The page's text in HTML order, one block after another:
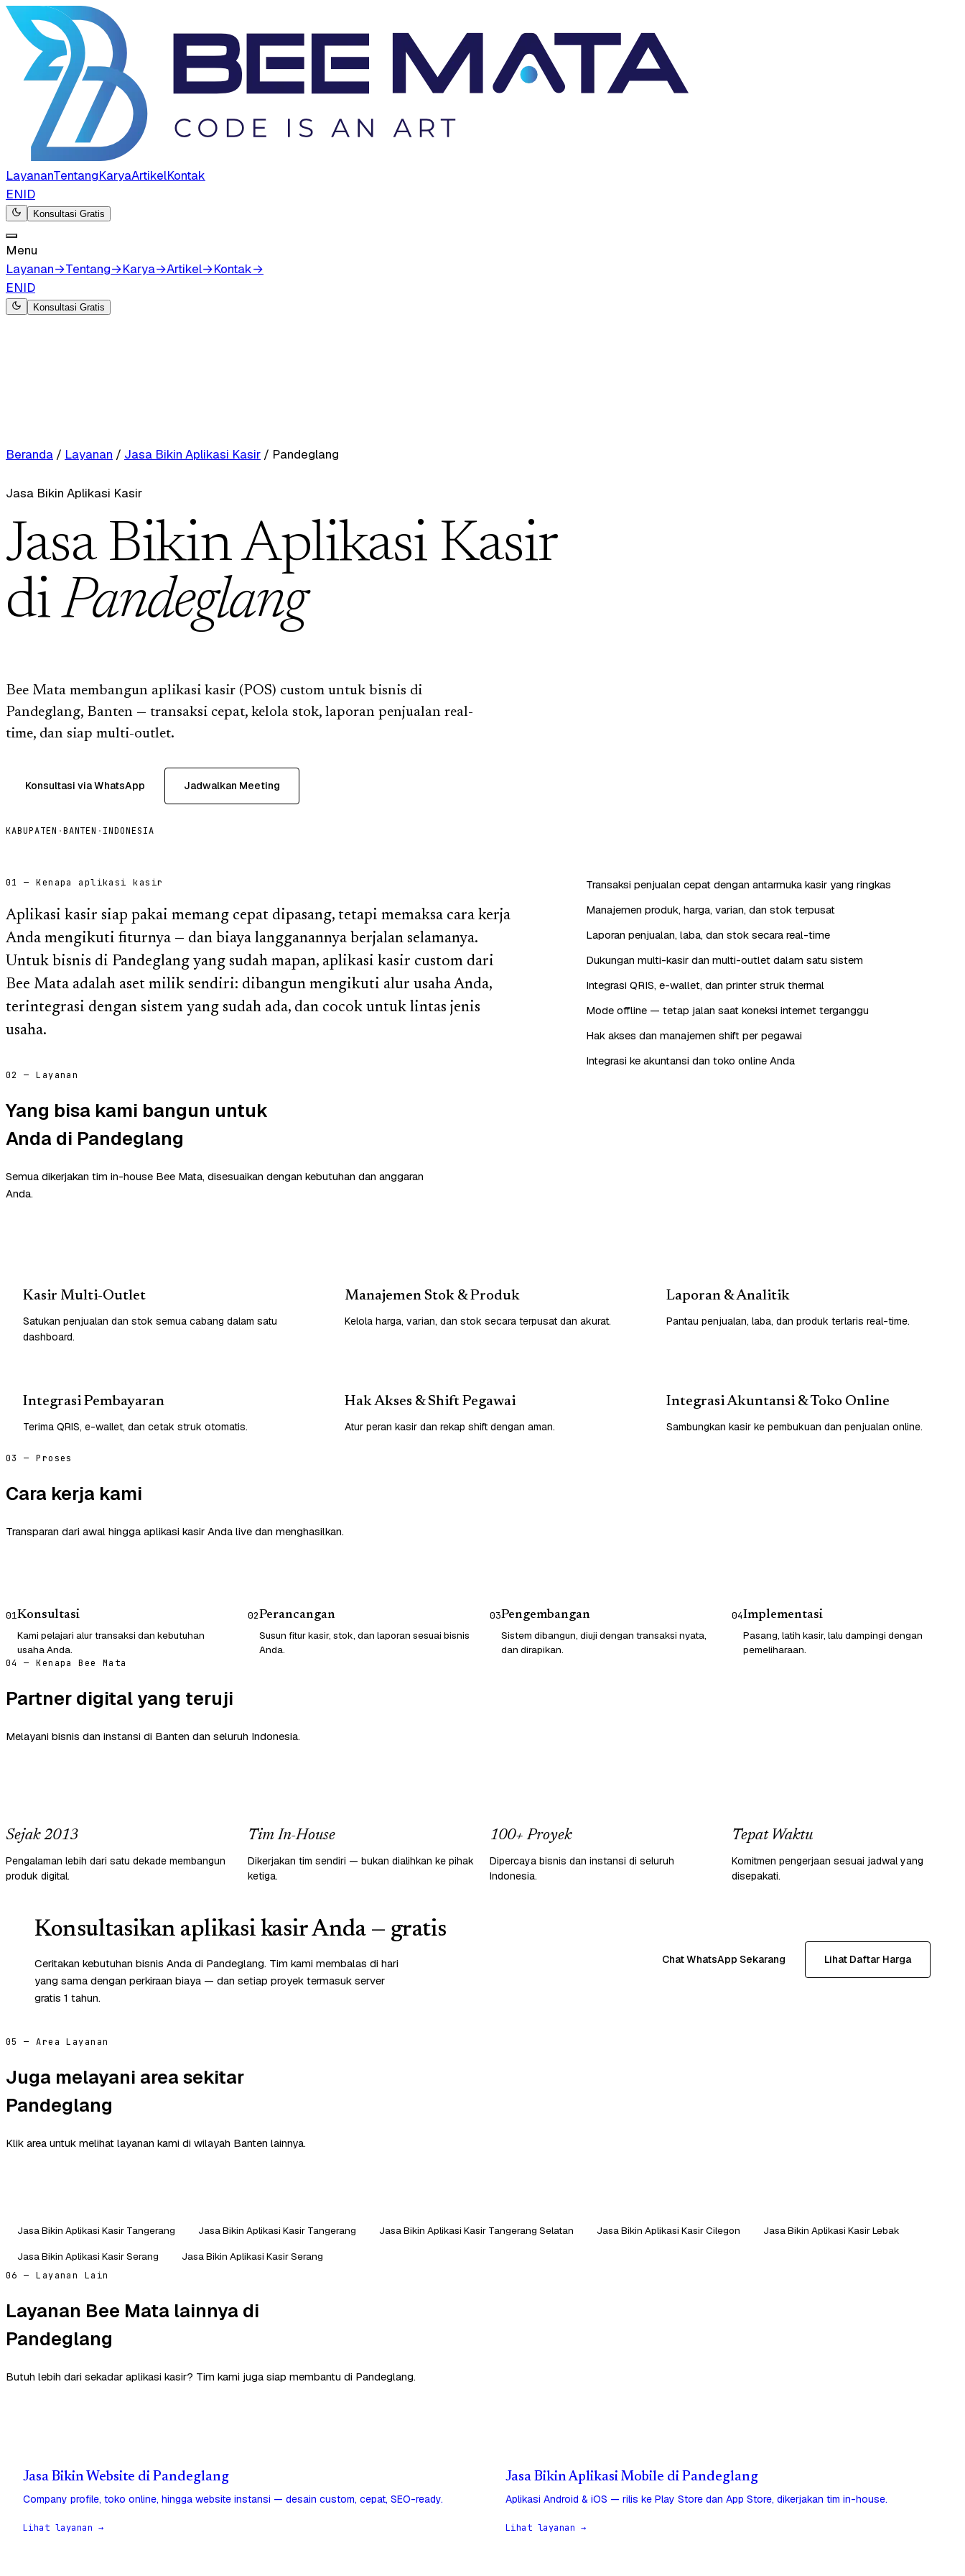
LayananTentangKaryaArtikelKontak
ENID
Konsultasi Gratis
Menu
Layanan→Tentang→Karya→Artikel→Kontak→
ENID
Konsultasi Gratis
Beranda / Layanan / Jasa Bikin Aplikasi Kasir / Pandeglang
Jasa Bikin Aplikasi Kasir
Jasa Bikin Aplikasi Kasir
diPandeglang
Bee Mata membangun aplikasi kasir (POS) custom untuk bisnis di
Pandeglang, Banten — transaksi cepat, kelola stok, laporan penjualan real-
time, dan siap multi-outlet.
Konsultasi via WhatsApp Jadwalkan Meeting
KABUPATEN ·BANTEN · INDONESIA
01 — Kenapa aplikasi kasir
Aplikasi kasir siap pakai memang cepat dipasang, tetapi memaksa cara kerja
Anda mengikuti fiturnya — dan biaya langganannya berjalan selamanya.
Untuk bisnis di Pandeglang yang sudah mapan, aplikasi kasir custom dari
Bee Mata adalah aset milik sendiri: dibangun mengikuti alur usaha Anda,
terintegrasi dengan sistem yang sudah ada, dan cocok untuk lintas jenis
usaha.
Transaksi penjualan cepat dengan antarmuka kasir yang ringkas
Manajemen produk, harga, varian, dan stok terpusat
Laporan penjualan, laba, dan stok secara real-time
Dukungan multi-kasir dan multi-outlet dalam satu sistem
Integrasi QRIS, e-wallet, dan printer struk thermal
Mode offline — tetap jalan saat koneksi internet terganggu
Hak akses dan manajemen shift per pegawai
Integrasi ke akuntansi dan toko online Anda
02 — Layanan
Yang bisa kami bangun untuk
Anda di Pandeglang
Semua dikerjakan tim in-house Bee Mata, disesuaikan dengan kebutuhan dan anggaran
Anda.
Kasir Multi-Outlet
Satukan penjualan dan stok semua cabang dalam satu
dashboard.
Manajemen Stok & Produk
Kelola harga, varian, dan stok secara terpusat dan akurat.
Laporan & Analitik
Pantau penjualan, laba, dan produk terlaris real-time.
Integrasi Pembayaran
Terima QRIS, e-wallet, dan cetak struk otomatis.
Hak Akses & Shift Pegawai
Atur peran kasir dan rekap shift dengan aman.
Integrasi Akuntansi & Toko Online
Sambungkan kasir ke pembukuan dan penjualan online.
03 — Proses
Cara kerja kami
Transparan dari awal hingga aplikasi kasir Anda live dan menghasilkan.
01Konsultasi
Kami pelajari alur transaksi dan kebutuhan
usaha Anda.
02Perancangan
Susun fitur kasir, stok, dan laporan sesuai bisnis
Anda.
03Pengembangan
Sistem dibangun, diuji dengan transaksi nyata,
dan dirapikan.
04Implementasi
Pasang, latih kasir, lalu dampingi dengan
pemeliharaan.
04 — Kenapa Bee Mata
Partner digital yang teruji
Melayani bisnis dan instansi di Banten dan seluruh Indonesia.
Sejak 2013
Pengalaman lebih dari satu dekade membangun
produk digital.
Tim In-House
Dikerjakan tim sendiri — bukan dialihkan ke pihak
ketiga.
100+ Proyek
Dipercaya bisnis dan instansi di seluruh
Indonesia.
Tepat Waktu
Komitmen pengerjaan sesuai jadwal yang
disepakati.
Konsultasikan aplikasi kasir Anda — gratis
Ceritakan kebutuhan bisnis Anda di Pandeglang. Tim kami membalas di hari
yang sama dengan perkiraan biaya — dan setiap proyek termasuk server
gratis 1 tahun.
Chat WhatsApp Sekarang Lihat Daftar Harga
05 — Area Layanan
Juga melayani area sekitar
Pandeglang
Klik area untuk melihat layanan kami di wilayah Banten lainnya.
Jasa Bikin Aplikasi Kasir Tangerang Jasa Bikin Aplikasi Kasir Tangerang Jasa Bikin Aplikasi Kasir Tangerang Selatan Jasa Bikin Aplikasi Kasir Cilegon
Jasa Bikin Aplikasi Kasir Lebak
Jasa Bikin Aplikasi Kasir Serang
Jasa Bikin Aplikasi Kasir Serang
06 — Layanan Lain
Layanan Bee Mata lainnya di
Pandeglang
Butuh lebih dari sekadar aplikasi kasir? Tim kami juga siap membantu di Pandeglang.
Jasa Bikin Website di Pandeglang
Company profile, toko online, hingga website instansi — desain custom, cepat, SEO-ready.
Lihat layanan →
Jasa Bikin Aplikasi Mobile di Pandeglang
Aplikasi Android & iOS — rilis ke Play Store dan App Store, dikerjakan tim in-house.
Lihat layanan →